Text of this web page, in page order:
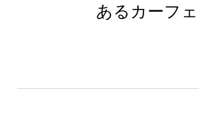
あるカーフ